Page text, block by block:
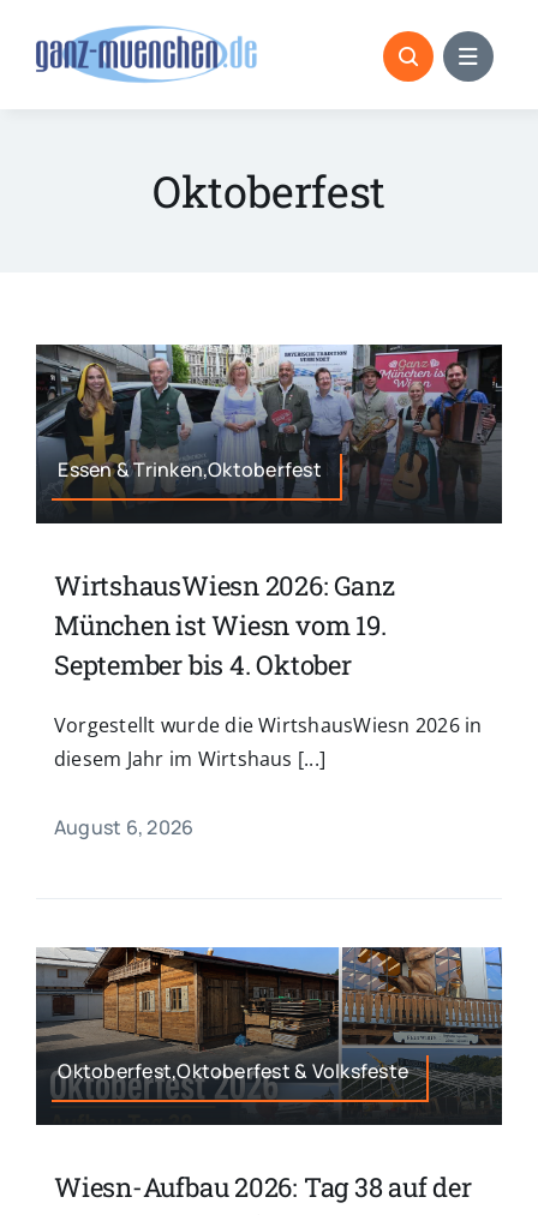
Oktoberfest
Essen & Trinken,Oktoberfest
WirtshausWiesn 2026: Ganz
München ist Wiesn vom 19.
September bis 4. Oktober
Vorgestellt wurde die WirtshausWiesn 2026 in
diesem Jahr im Wirtshaus [...]
August 6, 2026
Oktoberfest,Oktoberfest & Volksfeste
Wiesn-Aufbau 2026: Tag 38 auf der